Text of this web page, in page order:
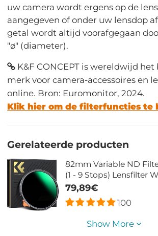
uw camera wordt ergens op de
aangegeven of onder uw lensdop
getal wordt altijd voorafgegaan
"ø" (diameter).
K&F CONCEPT is wereldwijd
merk voor camera-accessoires en
online. Bron: Euromonitor, 2024.
Klik hier om de filterfuncties te
Gerelateerde producten
82mm Variable ND
(1 - 9 Stops) Lensfilter
Krasbestendig Nano
79,89€
100
Show More